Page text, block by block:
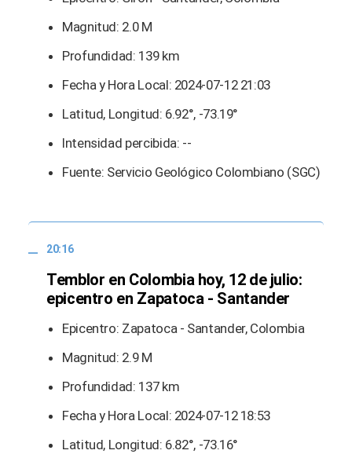
Magnitud: 2.0 M
Profundidad: 139 km
Fecha y Hora Local: 2024-07-12 21:03
Latitud, Longitud: 6.92°, -73.19°
Intensidad percibida: --
Fuente: Servicio Geológico Colombiano (SGC)
20:16
Temblor en Colombia hoy, 12 de julio:
epicentro en Zapatoca - Santander
Epicentro: Zapatoca - Santander, Colombia
Magnitud: 2.9 M
Profundidad: 137 km
Fecha y Hora Local: 2024-07-12 18:53
Latitud, Longitud: 6.82°, -73.16°